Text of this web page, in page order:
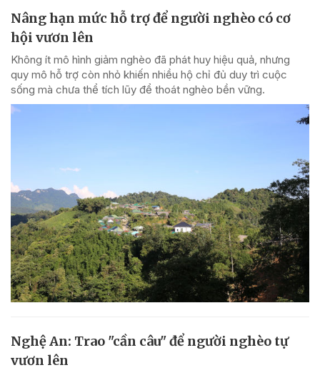
Nâng hạn mức hỗ trợ để người nghèo có cơ
hội vươn lên
Không ít mô hình giảm nghèo đã phát huy hiệu quả, nhưng
quy mô hỗ trợ còn nhỏ khiến nhiều hộ chỉ đủ duy trì cuộc
sống mà chưa thể tích lũy để thoát nghèo bền vững.
Nghệ An: Trao "cần câu" để người nghèo tự
vươn lên